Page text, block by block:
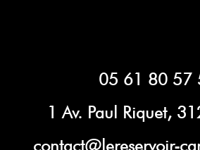
05 61 80 57
1 Av. Paul Riquet,
contact@lereservoir-